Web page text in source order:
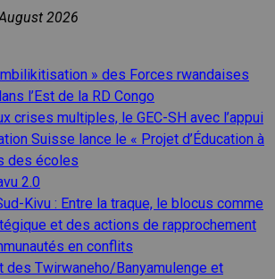
2026
» des Forces rwandaises
l’Est de la RD Congo
crises multiples, le GEC-SH avec l’appui
Suisse lance le « Projet d’Éducation à
des écoles
2.0
Kivu : Entre la traque, le blocus comme
et des actions de rapprochement
en conflits
des Twirwaneho/Banyamulenge et